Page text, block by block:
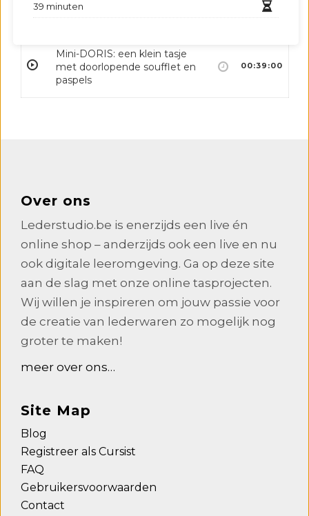
39 minuten
Mini DORIS
Mini-DORIS: een klein tasje
met doorlopende soufflet en
paspels
00:39:00
Over ons
Lederstudio.be is enerzijds een live én
online shop – anderzijds ook een live en nu
ook digitale leeromgeving. Ga op deze site
aan de slag met onze online tasprojecten.
Wij willen je inspireren om jouw passie voor
de creatie van lederwaren zo mogelijk nog
groter te maken!
meer over ons…
Site Map
Blog
Registreer als Cursist
FAQ
Gebruikersvoorwaarden
Contact